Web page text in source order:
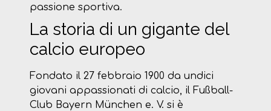
passione sportiva.
La storia di un gigante del
calcio europeo
Fondato il 27 febbraio 1900 da undici
giovani appassionati di calcio, il Fußball-
Club Bayern München e. V. si è